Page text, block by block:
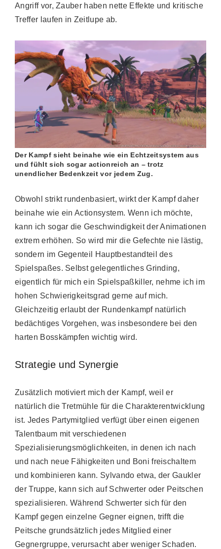
Angriff vor, Zauber haben nette Effekte und kritische
Treffer laufen in Zeitlupe ab.
Der Kampf sieht beinahe wie ein Echtzeitsystem aus
und fühlt sich sogar actionreich an – trotz
unendlicher Bedenkzeit vor jedem Zug.
Obwohl strikt rundenbasiert, wirkt der Kampf daher
beinahe wie ein Actionsystem. Wenn ich möchte,
kann ich sogar die Geschwindigkeit der Animationen
extrem erhöhen. So wird mir die Gefechte nie lästig,
sondern im Gegenteil Hauptbestandteil des
Spielspaßes. Selbst gelegentliches Grinding,
eigentlich für mich ein Spielspaßkiller, nehme ich im
hohen Schwierigkeitsgrad gerne auf mich.
Gleichzeitig erlaubt der Rundenkampf natürlich
bedächtiges Vorgehen, was insbesondere bei den
harten Bosskämpfen wichtig wird.
Strategie und Synergie
Zusätzlich motiviert mich der Kampf, weil er
natürlich die Tretmühle für die Charakterentwicklung
ist. Jedes Partymitglied verfügt über einen eigenen
Talentbaum mit verschiedenen
Spezialisierungsmöglichkeiten, in denen ich nach
und nach neue Fähigkeiten und Boni freischaltem
und kombinieren kann. Sylvando etwa, der Gaukler
der Truppe, kann sich auf Schwerter oder Peitschen
spezialisieren. Während Schwerter sich für den
Kampf gegen einzelne Gegner eignen, trifft die
Peitsche grundsätzlich jedes Mitglied einer
Gegnergruppe, verursacht aber weniger Schaden.